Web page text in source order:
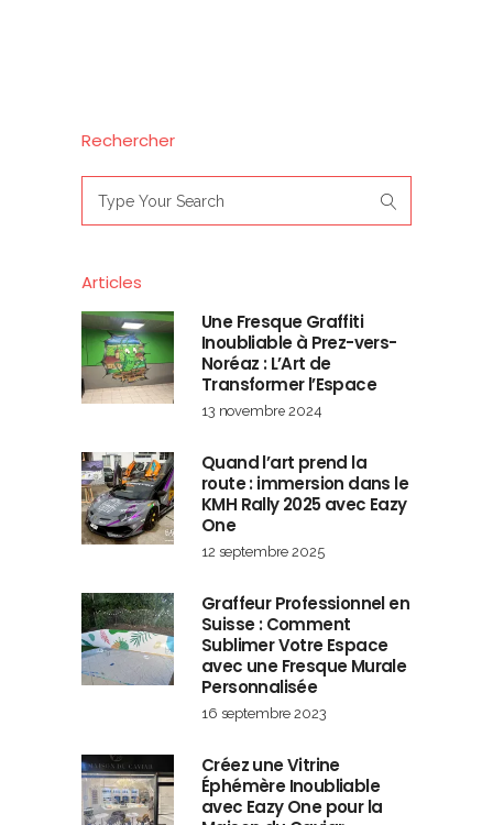
Rechercher
for:
Articles
Une Fresque Graffiti
Inoubliable à Prez-vers-
Noréaz : L’Art de
Transformer l’Espace
13 novembre 2024
Quand l’art prend la
route : immersion dans le
KMH Rally 2025 avec Eazy
One
12 septembre 2025
Graffeur Professionnel en
Suisse : Comment
Sublimer Votre Espace
avec une Fresque Murale
Personnalisée
16 septembre 2023
Créez une Vitrine
Éphémère Inoubliable
avec Eazy One pour la